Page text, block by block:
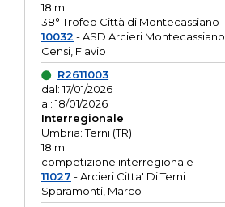
18 m
38° Trofeo Città di Montecassiano
10032 - ASD Arcieri Montecassiano
Censi, Flavio
R2611003
dal: 17/01/2026
al: 18/01/2026
Interregionale
Umbria: Terni (TR)
18 m
competizione interregionale
11027 - Arcieri Citta' Di Terni
Sparamonti, Marco